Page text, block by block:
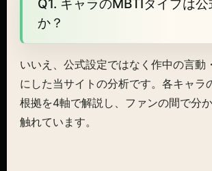
Q1. キャラのMBTIタイプは
か？
いいえ、公式設定ではなく作中の言動
にした当サイトの分析です。各キャラ
根拠を4軸で解説し、ファンの間で分
触れています。